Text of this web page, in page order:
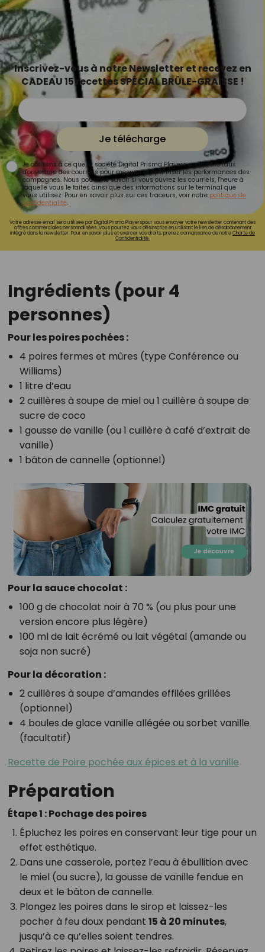
Inscrivez-vous à notre Newsletter et recevez en
CADEAU 15 recettes SPÉCIAL BRÛLE-GRAISSE !
Je télécharge
Je consens à ce que la société Digital Prisma Players analyse le taux
d'ouverture des courriels pour mesurer et optimiser les performances des
campagnes. Nous pourrons savoir si vous ouvrez les courriels, l'heure à
laquelle vous le faites ainsi que des informations sur le terminal que
vous utilisez. Pour en savoir plus sur ces traceurs, voir notre politique de
confidentialité.
Votre adresse email sera utilisée par Digital Prisma Playerspour vous envoyer votre newsletter contenant des
offres commerciales personnalisées. Vous pourrez vous désinscrire en utilisant le lien de désabonnement
intégré dans la newsletter. Pour en savoir plus et exercer vos droits, prenez connaissance de notreCharte de
Confidentialité.
Ingrédients (pour 4
personnes)
Pour les poires pochées :
4 poires fermes et mûres (type Conférence ou
Williams)
1 litre d’eau
2 cuillères à soupe de miel ou 1 cuillère à soupe de
sucre de coco
1 gousse de vanille (ou 1 cuillère à café d’extrait de
vanille)
1 bâton de cannelle (optionnel)
Pour la sauce chocolat :
100 g de chocolat noir à 70 % (ou plus pour une
version encore plus légère)
100 ml de lait écrémé ou lait végétal (amande ou
soja non sucré)
Pour la décoration :
2 cuillères à soupe d’amandes effilées grillées
(optionnel)
4 boules de glace vanille allégée ou sorbet vanille
(facultatif)
Recette de Poire pochée aux épices et à la vanille
Préparation
Étape 1 : Pochage des poires
Épluchez les poires en conservant leur tige pour un
effet esthétique.
Dans une casserole, portez l’eau à ébullition avec
le miel (ou sucre), la gousse de vanille fendue en
deux et le bâton de cannelle.
Plongez les poires dans le sirop et laissez-les
pocher à feu doux pendant 15 à 20 minutes,
jusqu’à ce qu’elles soient tendres.